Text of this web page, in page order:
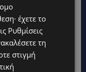
του χωριού –
Αντιπροεδρία του
έχετε το
Ρυθμίσεις
τη
στιγμή